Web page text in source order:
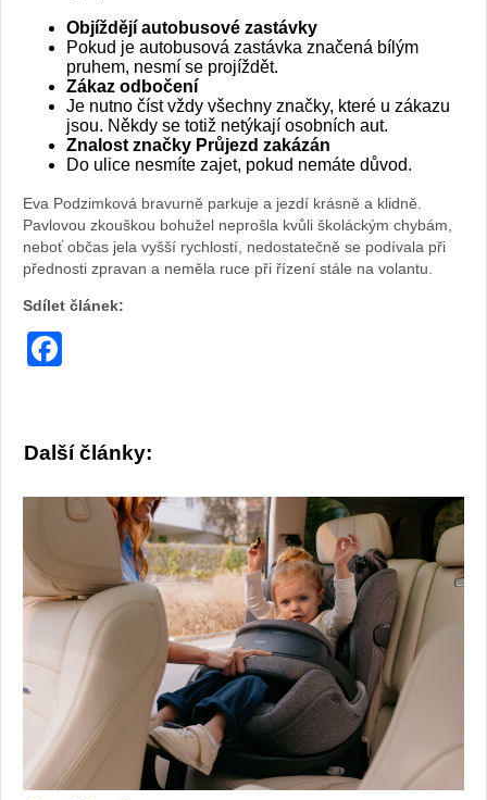
Objíždějí autobusové zastávky
Pokud je autobusová zastávka značená bílým
pruhem, nesmí se projíždět.
Zákaz odbočení
Je nutno číst vždy všechny značky, které u zákazu
jsou. Někdy se totiž netýkají osobních aut.
Znalost značky Průjezd zakázán
Do ulice nesmíte zajet, pokud nemáte důvod.
Eva Podzimková bravurně parkuje a jezdí krásně a klidně.
Pavlovou zkouškou bohužel neprošla kvůli školáckým chybám,
neboť občas jela vyšší rychlostí, nedostatečně se podívala při
přednosti zpravan a neměla ruce při řízení stále na volantu.
Sdílet článek:
Další články: